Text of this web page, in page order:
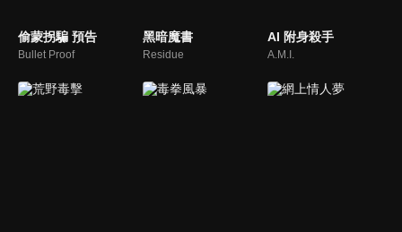
偷蒙拐騙 預告
Bullet Proof
黑暗魔書
Residue
AI 附身殺手
A.M.I.